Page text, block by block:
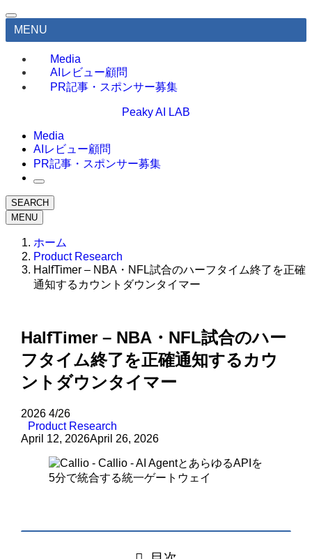
MENU
Media
AIレビュー顧問
PR記事・スポンサー募集
Peaky AI LAB
Media
AIレビュー顧問
PR記事・スポンサー募集
SEARCH
MENU
ホーム
Product Research
HalfTimer – NBA・NFL試合のハーフタイム終了を正確
通知するカウントダウンタイマー
HalfTimer – NBA・NFL試合のハー
フタイム終了を正確通知するカウ
ントダウンタイマー
2026 4/26
Product Research
April 12, 2026April 26, 2026